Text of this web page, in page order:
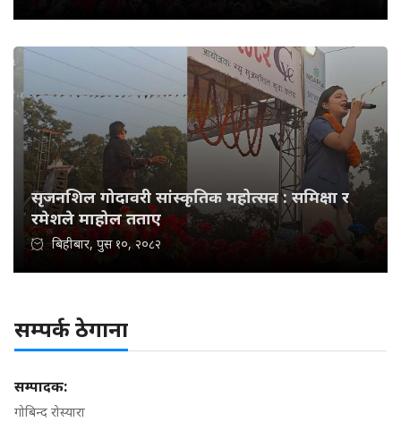
सृजनशिल गोदावरी सांस्कृतिक महोत्सव : समिक्षा र
रमेशले माहोल तताए
बिहीबार, पुस १०, २०८२
सम्पर्क ठेगाना
सम्पादक:
गोबिन्द रोस्यारा